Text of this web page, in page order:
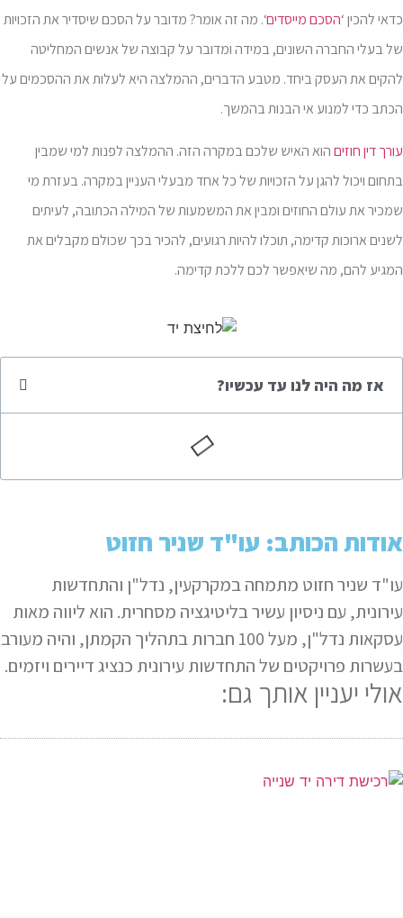
כדאי להכין ‘הסכם מייסדים‘. מה זה אומר? מדובר על הסכם שיסדיר את הזכויות
של בעלי החברה השונים, במידה ומדובר על קבוצה של אנשים המחליטה
להקים את העסק ביחד. מטבע הדברים, ההמלצה היא לעלות את ההסכמים על
הכתב כדי למנוע אי הבנות בהמשך.
עורך דין חוזיםהוא האיש שלכם במקרה הזה. ההמלצה לפנות למי שמבין
בתחום ויכול להגן על הזכויות של כל אחד מבעלי העניין במקרה. בעזרת מי
שמכיר את עולם החוזים ומבין את המשמעות של המילה הכתובה, לעיתים
לשנים ארוכות קדימה, תוכלו להיות רגועים, להכיר בכך שכולם מקבלים את
המגיע להם, מה שיאפשר לכם ללכת קדימה.
אז מה היה לנו עד עכשיו?
אודות הכותב: עו"ד שניר חזוט
עו"ד שניר חזוט מתמחה במקרקעין, נדל"ן והתחדשות
עירונית, עם ניסיון עשיר בליטיגציה מסחרית. הוא ליווה מאות
עסקאות נדל"ן, מעל 100 חברות בתהליך הקמתן, והיה מעורב
בעשרות פרויקטים של התחדשות עירונית כנציג דיירים ויזמים.
אולי יעניין אותך גם: